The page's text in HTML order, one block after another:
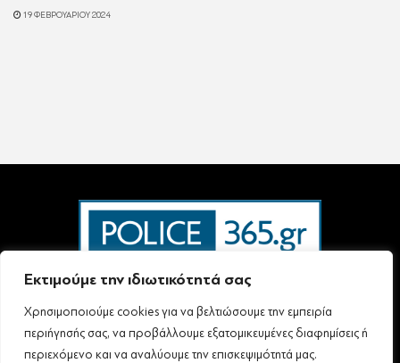
Εκτιμούμε την ιδιωτικότητά σας
Χρησιμοποιούμε cookies για να βελτιώσουμε την εμπειρία
περιήγησής σας, να προβάλλουμε εξατομικευμένες διαφημίσεις ή
περιεχόμενο και να αναλύουμε την επισκεψιμότητά μας.
19 ΦΕΒΡΟΥΑΡΊΟΥ 2024
Ταυτότητα – Επικοινωνία
Όροι Χρήσης
Πολιτική Απορρήτου & Προστασίας Προσωπικών Δεδομένων
Δήλωση συμμόρφωσης με τη σύσταση (ΕΕ) 2018/334 L63